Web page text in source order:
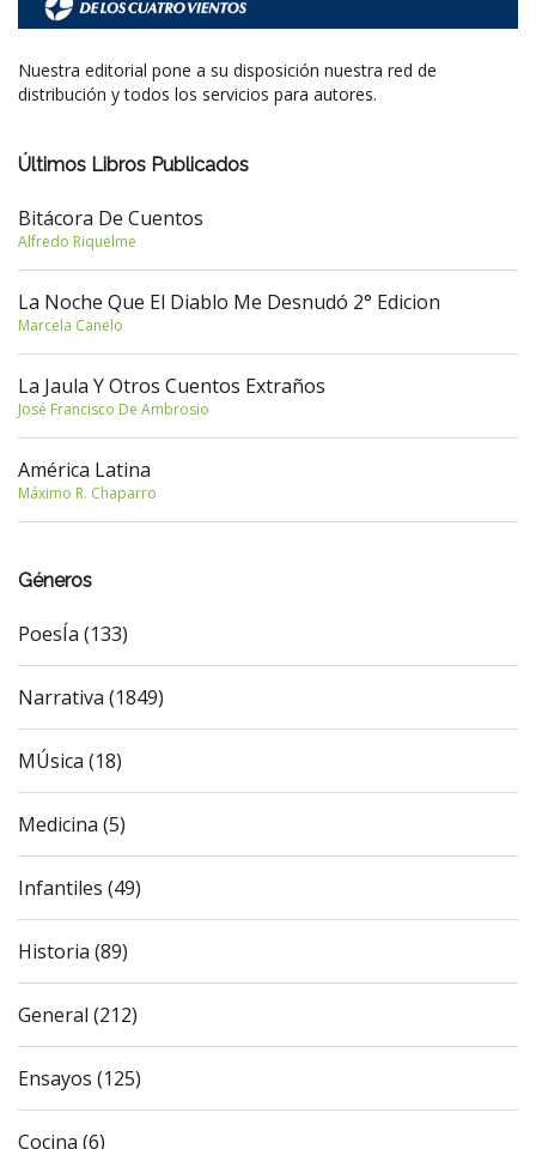
Nuestra editorial pone a su disposición nuestra red de
distribución y todos los servicios para autores.
Últimos Libros Publicados
Bitácora De Cuentos
Alfredo Riquelme
La Noche Que El Diablo Me Desnudó 2° Edicion
Marcela Canelo
La Jaula Y Otros Cuentos Extraños
José Francisco De Ambrosio
América Latina
Máximo R. Chaparro
Géneros
PoesÍa (133)
Narrativa (1849)
MÚsica (18)
Medicina (5)
Infantiles (49)
Historia (89)
General (212)
Ensayos (125)
Cocina (6)